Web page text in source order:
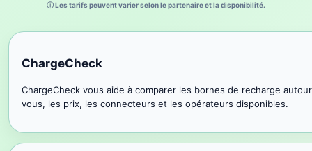
ⓘ Les tarifs peuvent varier selon le partenaire et la disponibilité.
ChargeCheck
ChargeCheck vous aide à comparer les bornes de recharge
vous, les prix, les connecteurs et les opérateurs disponibles.